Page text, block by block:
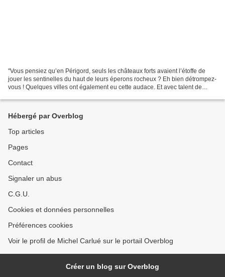
"Vous pensiez qu’en Périgord, seuls les châteaux forts avaient l’étoffe de
jouer les sentinelles du haut de leurs éperons rocheux ? Eh bien détrompez-
vous ! Quelques villes ont également eu cette audace. Et avec talent de
Hébergé par Overblog
Top articles
Pages
Contact
Signaler un abus
C.G.U.
Cookies et données personnelles
Préférences cookies
Voir le profil de Michel Carlué sur le portail Overblog
Créer un blog sur Overblog